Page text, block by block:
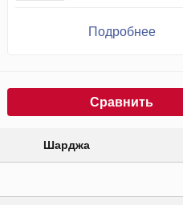
Подробнее
Сравнить
Шарджа